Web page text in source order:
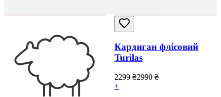
Кардиган флісовий
Turilas
2299 ₴2990 ₴
+